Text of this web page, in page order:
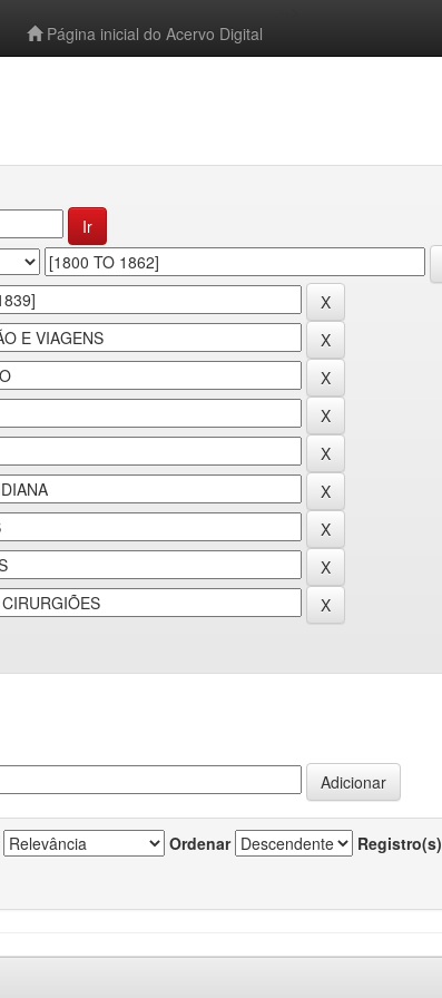
Página inicial do Acervo Digital
Ordenar Registro(s)